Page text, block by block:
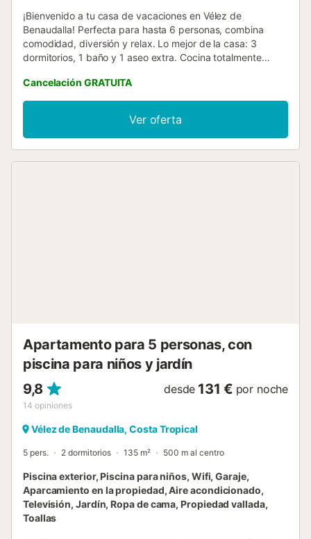
¡Bienvenido a tu casa de vacaciones en Vélez de
Benaudalla! Perfecta para hasta 6 personas, combina
comodidad, diversión y relax. Lo mejor de la casa: 3
dormitorios, 1 baño y 1 aseo extra. Cocina totalmente
momentos de diversión. Wi-Fi rápido y zona de trabajo.
Aire acondicionado en 2 dormitorios y en el salón-comedor.
Ventiladores en todas las habitaciones. Lavadora. Terraza
privada con mesa, sillas y barbacoa de gas para tardes
inolvidables. Cuna y trona disponibles para los más
Cancelación GRATUITA
Ver oferta
Apartamento para 5 personas, con
piscina para niños y jardín
9,8
14 opiniones
desde 131 € por noche
Vélez de Benaudalla, Costa Tropical
5 pers. 2 dormitorios 135 m² 500 m al centro
Piscina exterior, Piscina para niños, Wifi, Garaje,
Aparcamiento en la propiedad, Aire acondicionado,
Televisión, Jardín, Ropa de cama, Propiedad vallada,
Toallas